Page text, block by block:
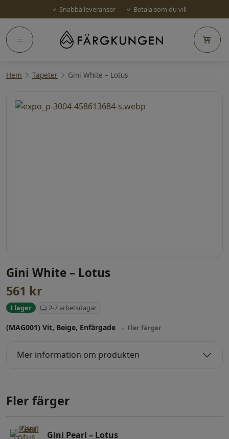
Snabba leveranser Betala som du vill
Hem Tapeter Gini White – Lotus
Gini White – Lotus
561 kr
I lager 2-7 arbetsdagar
(MAG001) Vit, Beige, Enfärgade Fler färger
Mer information om produkten
Fler färger
Gini Pearl – Lotus